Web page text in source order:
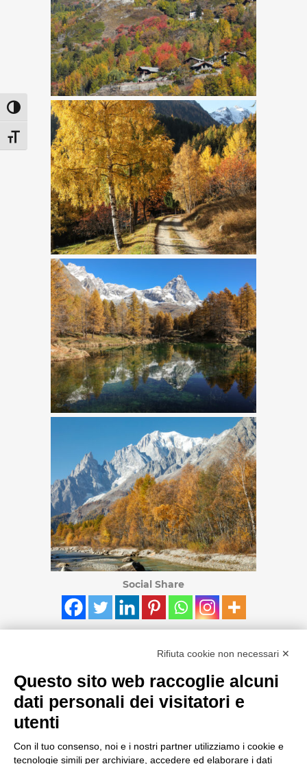
Attiva/disattiva alto contrasto
Attiva/disattiva dimensione testo
Social Share
CERCA NEL SITO
Rifiuta cookie non necessari ✕
Questo sito web raccoglie alcuni
dati personali dei visitatori e
utenti
Con il tuo consenso, noi e i nostri partner utilizziamo i cookie e
tecnologie simili per archiviare, accedere ed elaborare i dati